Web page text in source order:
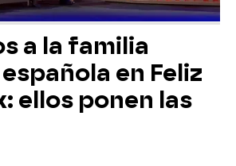
a la familia
en Feliz
ellos ponen las